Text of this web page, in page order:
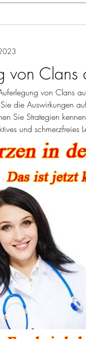
von Clans
von Clans
Sie die Auswirkungen
Sie Strategien
und schmerzfreies